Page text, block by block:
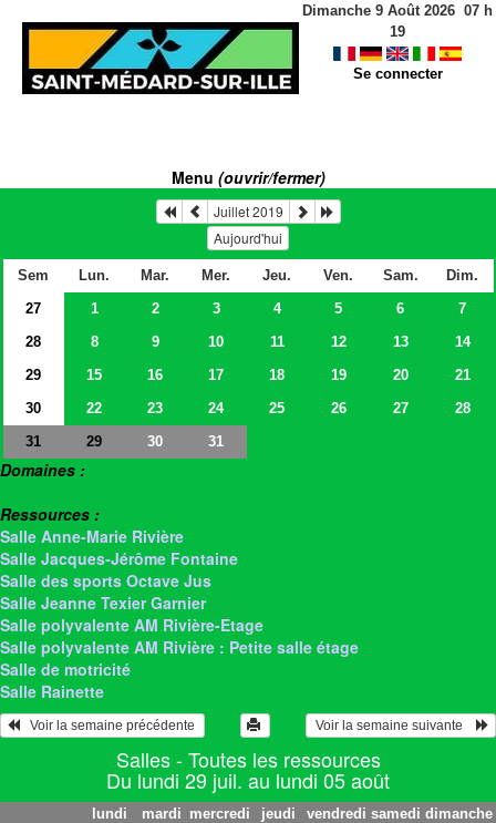
Dimanche 9 Août 2026 07 h
19
Se connecter
Menu (ouvrir/fermer)
Juillet 2019
Aujourd'hui
Sem Lun. Mar. Mer. Jeu. Ven. Sam.
Dim.
27
1 2 3 4 5 6
7
28
8 9 10 11 12 13
14
29
15 16 17 18 19 20
21
30
22 23 24 25 26 27
28
31
29 30 31
Domaines :
Ressources :
Salle Anne-Marie Rivière
Salle Jacques-Jérôme Fontaine
Salle des sports Octave Jus
Salle Jeanne Texier Garnier
Salle polyvalente AM Rivière-Etage
Salle polyvalente AM Rivière : Petite salle étage
Salle de motricité
Salle Rainette
Voir la semaine suivante
Salles - Toutes les ressources
Du lundi 29 juil. au lundi 05 août
lundi
mardi mercredi
jeudi
vendredi samedi dimanche